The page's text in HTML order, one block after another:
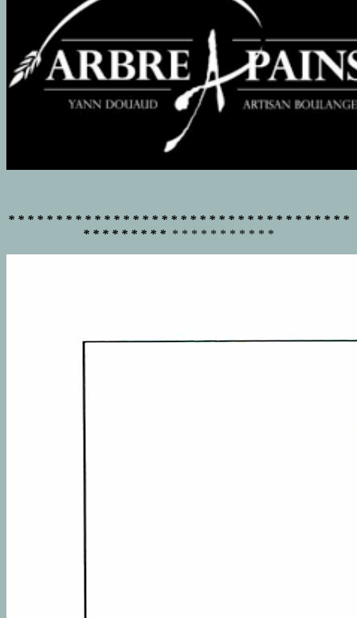
* * * * * * * * * * * * * * * * * * * * * * * * * * * * * * * * * * * *
* * * * * * * * * * * * * * * * * * * *